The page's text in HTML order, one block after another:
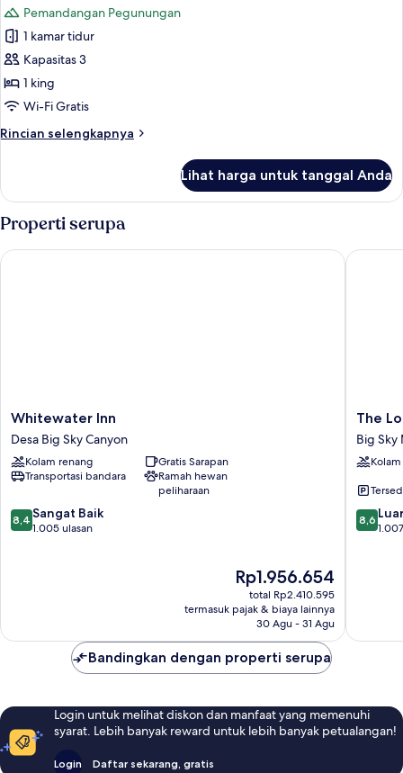
foto
untuk
Kamar
Pemandangan Pegunungan
1 kamar tidur
Kapasitas 3
1 king
Wi-Fi Gratis
Rincian selengkapnya
Rincian
Kamar
Lihat harga untuk tanggal Anda
Properti serupa
Whitewater
Inn
Desa
Big
Sky
Whitewater Inn
Desa Big Sky Canyon
Kolam renang
Gratis Sarapan
Transportasi bandara
Ramah hewan
peliharaan
8.4
dari
8,4 Sangat Baik
1.005 ulasan
Harga
sekarang
Rp1.956.654
Rp1.956.654
total Rp2.410.595
termasuk pajak & biaya lainnya
30 Agu - 31 Agu
Whitewater Inn
The
Lodge
at
Big
Big
Sky
The
Big Sky
8.6
dari
8,6
The
Bandingkan dengan properti serupa
Login untuk melihat diskon dan manfaat yang memenuhi
syarat. Lebih banyak reward untuk lebih banyak petualangan!
Login Daftar sekarang, gratis